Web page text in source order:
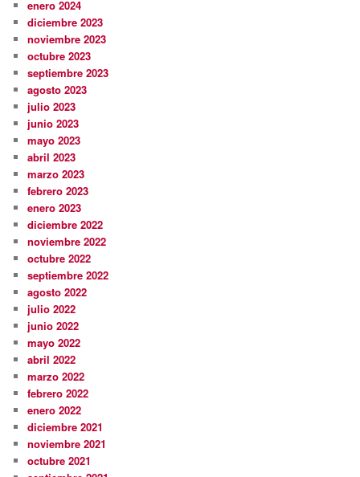
enero 2024
diciembre 2023
noviembre 2023
octubre 2023
septiembre 2023
agosto 2023
julio 2023
junio 2023
mayo 2023
abril 2023
marzo 2023
febrero 2023
enero 2023
diciembre 2022
noviembre 2022
octubre 2022
septiembre 2022
agosto 2022
julio 2022
junio 2022
mayo 2022
abril 2022
marzo 2022
febrero 2022
enero 2022
diciembre 2021
noviembre 2021
octubre 2021